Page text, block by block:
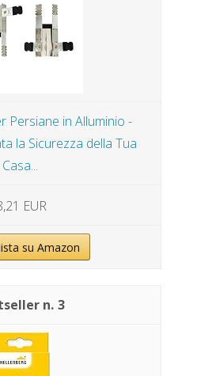
Persiane in Alluminio -
la Sicurezza della Tua
Casa...
EUR
su Amazon
3